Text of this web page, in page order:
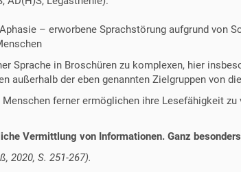
– erworbene Sprachstörung aufgrund von
Sprache in Broschüren zu komplexen, hier
der eben genannten Zielgruppen von
ferner ermöglichen ihre Lesefähigkeit
Vermittlung von Informationen. Ganz
2020, S. 251-267).